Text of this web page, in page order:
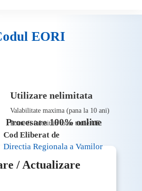
EORI
Utilizare nelimitata
Valabilitate maxima (pana la 10 ani)
Poate fi folosit in toate tarile UE.
Procesare 100% online
Cod Eliberat de
Directia Regionala a Vamilor
/ Actualizare